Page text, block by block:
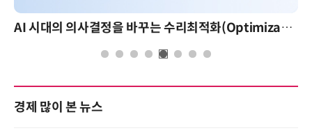
AI 시대의 의사결정을 바꾸는 수리최적화(Optimization): 실제 산업 적용 사례와 활용 전략
경제 많이 본 뉴스